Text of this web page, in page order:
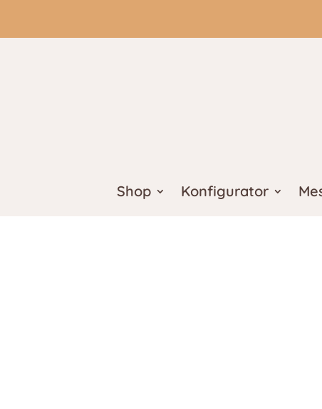
Shop Konfigurator